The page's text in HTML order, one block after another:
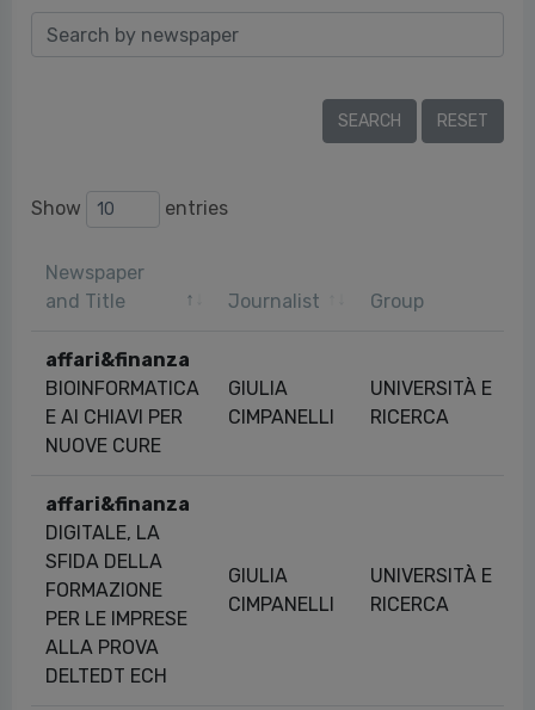
Show entries
Newspaper
and Title
Journalist Group
affari&finanza
BIOINFORMATICA
E AI CHIAVI PER
NUOVE CURE
GIULIA
CIMPANELLI
UNIVERSITÀ E
RICERCA
affari&finanza
DIGITALE, LA
SFIDA DELLA
FORMAZIONE
PER LE IMPRESE
ALLA PROVA
DELTEDT ECH
GIULIA
CIMPANELLI
UNIVERSITÀ E
RICERCA